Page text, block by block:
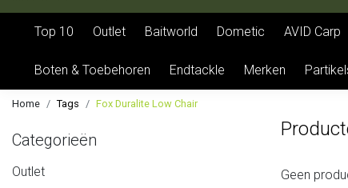
Top 10 Outlet Baitworld Dometic AVID Carp
Boten & Toebehoren Endtackle Merken
Home Tags Fox Duralite Low Chair
Categorieën
Outlet Geen